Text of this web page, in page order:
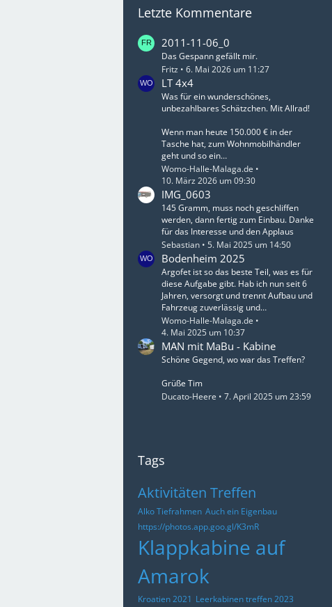
Letzte Kommentare
2011-11-06_0
Das Gespann gefällt mir.
Fritz
6. Mai 2026 um 11:27
LT 4x4
Was für ein wunderschönes,
unbezahlbares Schätzchen. Mit Allrad!
Wenn man heute 150.000 € in der
Tasche hat, zum Wohnmobilhändler
geht und so ein…
Womo-Halle-Malaga.de
10. März 2026 um 09:30
IMG_0603
145 Gramm, muss noch geschliffen
werden, dann fertig zum Einbau. Danke
für das Interesse und den Applaus
Sebastian
5. Mai 2025 um 14:50
Bodenheim 2025
Argofet ist so das beste Teil, was es für
diese Aufgabe gibt. Hab ich nun seit 6
Jahren, versorgt und trennt Aufbau und
Fahrzeug zuverlässig und…
Womo-Halle-Malaga.de
4. Mai 2025 um 10:37
MAN mit MaBu - Kabine
Schöne Gegend, wo war das Treffen?
Grüße Tim
Ducato-Heere
7. April 2025 um 23:59
Tags
Aktivitäten Treffen
Alko Tiefrahmen Auch ein Eigenbau
https://photos.app.goo.gl/K3mR
Klappkabine auf
Amarok
Kroatien 2021 Leerkabinen treffen 2023